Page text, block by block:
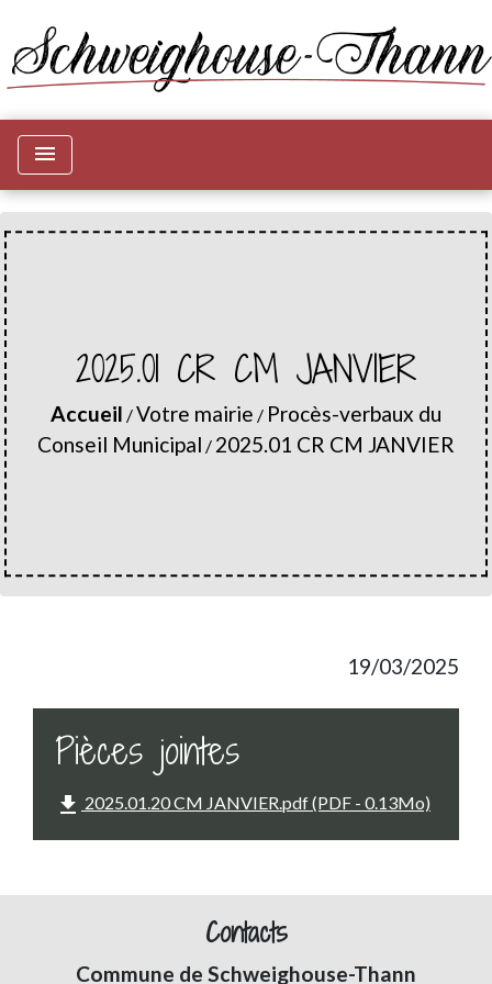
menu
2025.01 CR CM JANVIER
Accueil /Votre mairie / Procès-verbaux du
Conseil Municipal / 2025.01 CR CM JANVIER
19/03/2025
Pièces jointes
file_download 2025.01.20 CM JANVIER.pdf (PDF - 0.13Mo)
Contacts
Commune de Schweighouse-Thann